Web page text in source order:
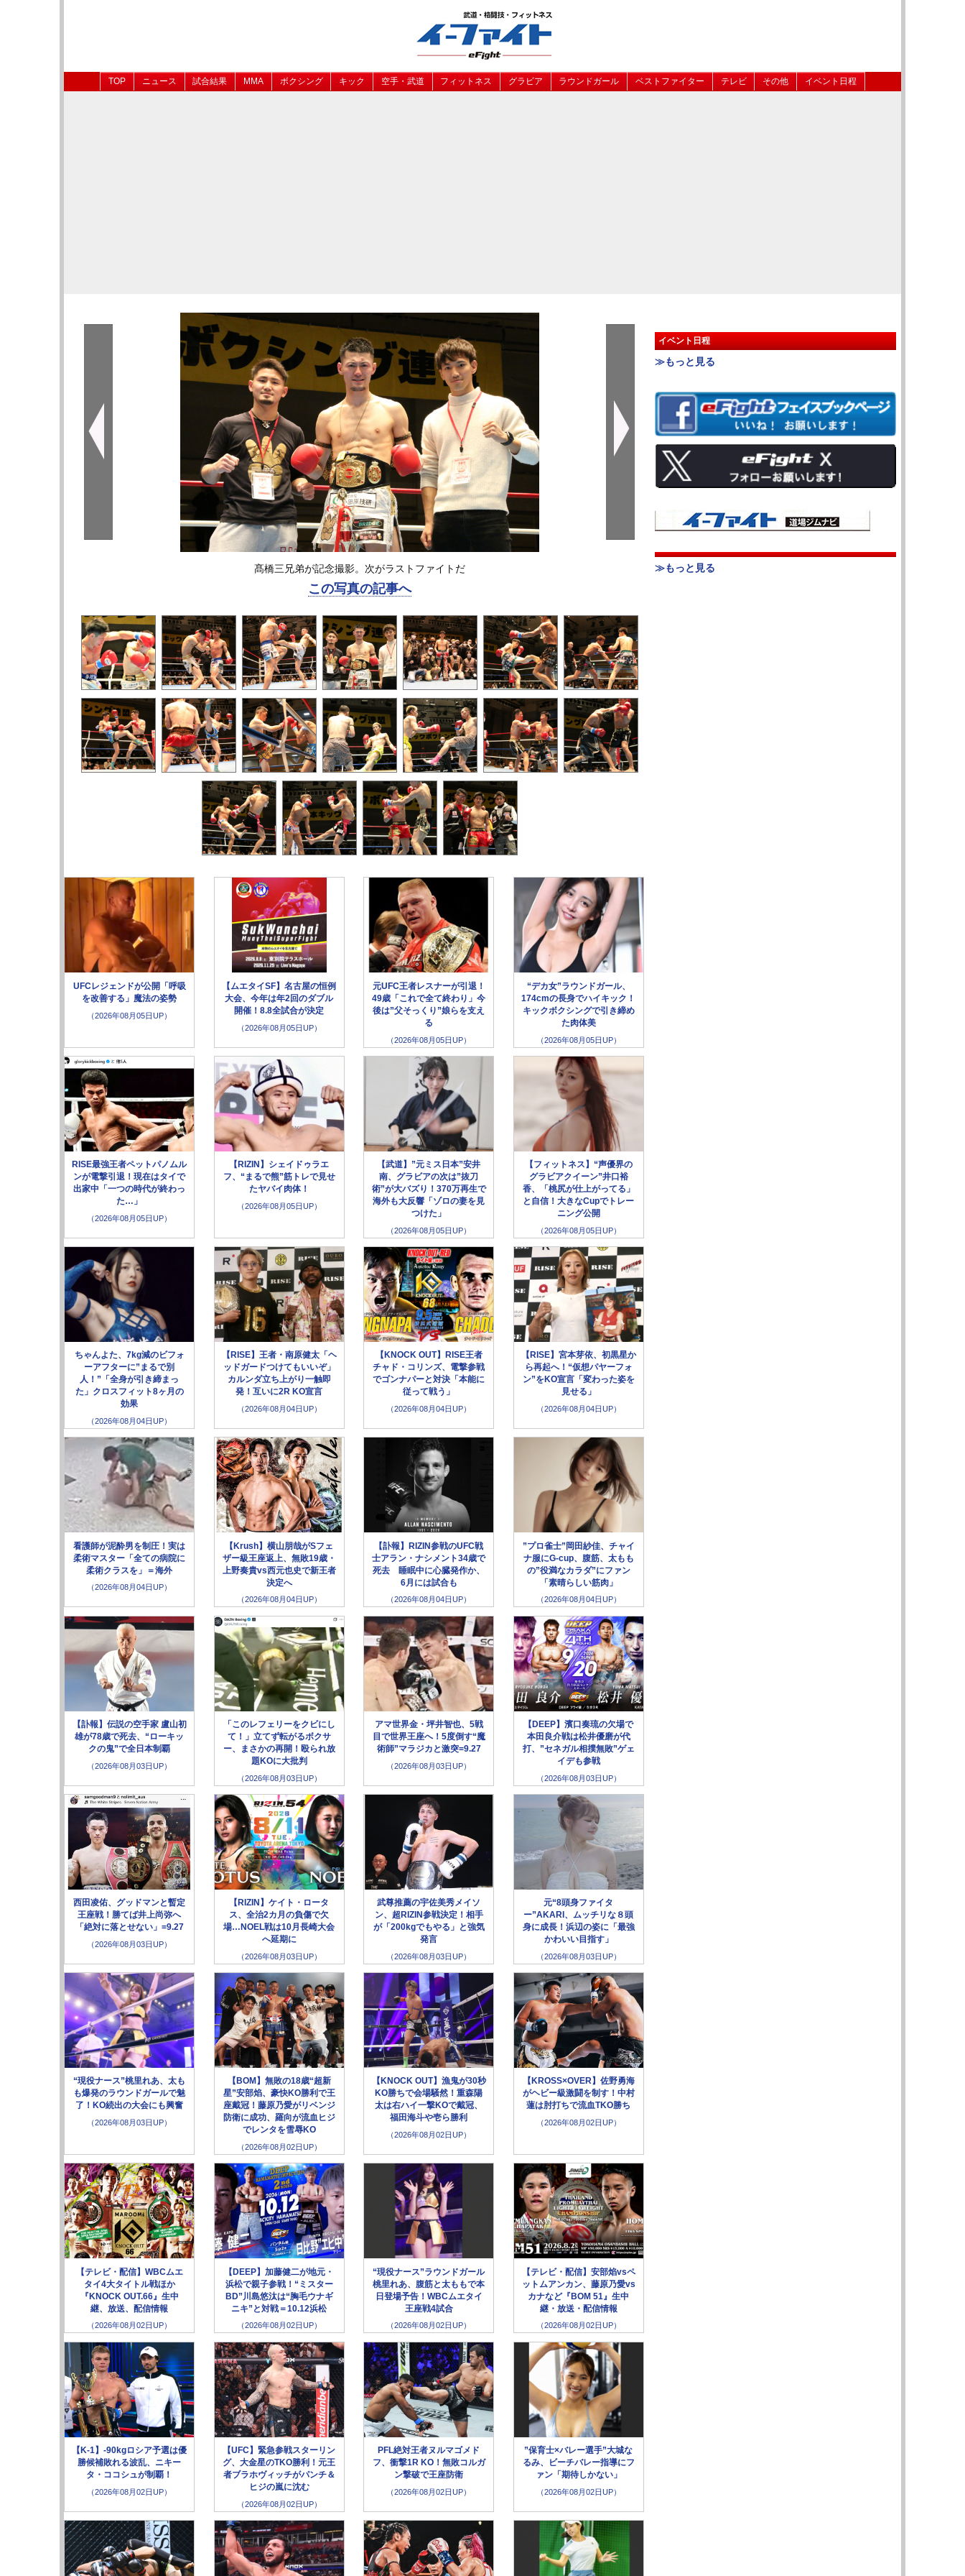
TOP ニュース 試合結果 MMA ボクシング キック 空手・武道 フィットネス グラビア ラウンドガール ベストファイター テレビ その他 イベント日程
髙橋三兄弟が記念撮影。次がラストファイトだ
この写真の記事へ
UFCレジェンドが公開「呼吸
を改善する」魔法の姿勢
（2026年08月05日UP）
【ムエタイSF】名古屋の恒例
大会、今年は年2回のダブル
開催！8.8全試合が決定
（2026年08月05日UP）
元UFC王者レスナーが引退！
49歳「これで全て終わり」今
後は”父そっくり”娘らを支え
る
（2026年08月05日UP）
“デカ女”ラウンドガール、
174cmの長身でハイキック！
キックボクシングで引き締め
た肉体美
（2026年08月05日UP）
RISE最強王者ペットパノムル
ンが電撃引退！現在はタイで
出家中「一つの時代が終わっ
た…」
（2026年08月05日UP）
【RIZIN】シェイドゥラエ
フ、“まるで熊”筋トレで見せ
たヤバイ肉体！
（2026年08月05日UP）
【武道】”元ミス日本”安井
南、グラビアの次は”抜刀
術”が大バズり！370万再生で
海外も大反響「ゾロの妻を見
つけた」
（2026年08月05日UP）
【フィットネス】“声優界の
グラビアクイーン”井口裕
香、「桃尻が仕上がってる」
と自信！大きなCupでトレー
ニング公開
（2026年08月05日UP）
ちゃんよた、7kg減のビフォ
ーアフターに”まるで別
人！”「全身が引き締まっ
た」クロスフィット8ヶ月の
効果
（2026年08月04日UP）
【RISE】王者・南原健太「ヘ
ッドガードつけてもいいぞ」
カルンダ立ち上がり一触即
発！互いに2R KO宣言
（2026年08月04日UP）
【KNOCK OUT】RISE王者
チャド・コリンズ、電撃参戦
でゴンナパーと対決「本能に
従って戦う」
（2026年08月04日UP）
【RISE】宮本芽依、初黒星か
ら再起へ！“仮想パヤーフォ
ン”をKO宣言「変わった姿を
見せる」
（2026年08月04日UP）
看護師が泥酔男を制圧！実は
柔術マスター「全ての病院に
柔術クラスを」＝海外
（2026年08月04日UP）
【Krush】横山朋哉がSフェ
ザー級王座返上、無敗19歳・
上野奏貴vs西元也史で新王者
決定へ
（2026年08月04日UP）
【訃報】RIZIN参戦のUFC戦
士アラン・ナシメント34歳で
死去 睡眠中に心臓発作か、
6月には試合も
（2026年08月04日UP）
”プロ雀士”岡田紗佳、チャイ
ナ服にG-cup、腹筋、太もも
の”役満なカラダ”にファン
「素晴らしい筋肉」
（2026年08月04日UP）
【訃報】伝説の空手家 盧山初
雄が78歳で死去、“ローキッ
クの鬼”で全日本制覇
（2026年08月03日UP）
「このレフェリーをクビにし
て！」立てず転がるボクサ
ー、まさかの再開！殴られ放
題KOに大批判
（2026年08月03日UP）
アマ世界金・坪井智也、5戦
目で世界王座へ！5度倒す“魔
術師”マラジカと激突=9.27
（2026年08月03日UP）
【DEEP】濱口奏琉の欠場で
本田良介戦は松井優磨が代
打、”セネガル相撲無敗”ゲェ
イデも参戦
（2026年08月03日UP）
西田凌佑、グッドマンと暫定
王座戦！勝てば井上尚弥へ
「絶対に落とせない」=9.27
（2026年08月03日UP）
【RIZIN】ケイト・ロータ
ス、全治2カ月の負傷で欠
場…NOEL戦は10月長崎大会
へ延期に
（2026年08月03日UP）
武尊推薦の宇佐美秀メイソ
ン、超RIZIN参戦決定！相手
が「200kgでもやる」と強気
発言
（2026年08月03日UP）
元“8頭身ファイタ
ー”AKARI、ムッチリな８頭
身に成長！浜辺の姿に「最強
かわいい目指す」
（2026年08月03日UP）
“現役ナース”桃里れあ、太も
も爆発のラウンドガールで魅
了！KO続出の大会にも興奮
（2026年08月03日UP）
【BOM】無敗の18歳“超新
星”安部焰、豪快KO勝利で王
座戴冠！藤原乃愛がリベンジ
防衛に成功、羅向が流血ヒジ
でレンタを雪辱KO
（2026年08月02日UP）
【KNOCK OUT】漁鬼が30秒
KO勝ちで会場騒然！重森陽
太は右ハイ一撃KOで戴冠、
福田海斗や壱ら勝利
（2026年08月02日UP）
【KROSS×OVER】佐野勇海
がヘビー級激闘を制す！中村
蓮は肘打ちで流血TKO勝ち
（2026年08月02日UP）
【テレビ・配信】WBCムエ
タイ4大タイトル戦ほか
『KNOCK OUT.66』生中
継、放送、配信情報
（2026年08月02日UP）
【DEEP】加藤健二が地元・
浜松で親子参戦！“ミスター
BD”川島悠汰は“胸毛ウナギ
ニキ”と対戦＝10.12浜松
（2026年08月02日UP）
“現役ナース”ラウンドガール
桃里れあ、腹筋と太ももで本
日登場予告！WBCムエタイ
王座戦4試合
（2026年08月02日UP）
【テレビ・配信】安部焰vsペ
ットムアンカン、藤原乃愛vs
カナなど『BOM 51』生中
継・放送・配信情報
（2026年08月02日UP）
【K-1】-90kgロシア予選は優
勝候補敗れる波乱、ニキー
タ・ココシュが制覇！
（2026年08月02日UP）
【UFC】緊急参戦スターリン
グ、大金星のTKO勝利！元王
者ブラホヴィッチがパンチ＆
ヒジの嵐に沈む
（2026年08月02日UP）
PFL絶対王者ヌルマゴメド
フ、衝撃1R KO！無敗コルガ
ン撃破で王座防衛
（2026年08月02日UP）
”保育士×バレー選手”大城な
るみ、ビーチバレー指導にフ
ァン「期待しかない」
（2026年08月02日UP）
イベント日程
≫もっと見る
≫もっと見る